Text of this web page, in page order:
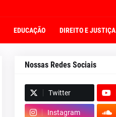
EDUCAÇÃO DIREITO E JUSTIÇA
Nossas Redes Sociais
Twitter
Instagram